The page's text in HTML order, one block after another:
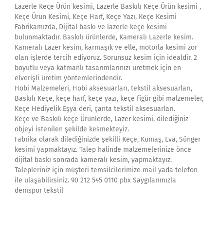
Lazerle Keçe Ürün kesimi, Lazerle Baskılı Keçe Ürün kesimi ,
Keçe Ürün Kesimi, Keçe Harf, Keçe Yazı, Keçe Kesimi
Fabrikamızda, Dijital baskı ve lazerle keçe kesimi
bulunmaktadır. Baskılı ürünlerde, Kameralı Lazerle kesim.
Kameralı Lazer kesim, karmaşık ve elle, motorla kesimi zor
olan işlerde tercih ediyoruz. Sorunsuz kesim için idealdir. 2
boyutlu veya katmanlı tasarımlarınızı üretmek için en
elverişli üretim yöntemlerindendir.
Hobi Malzemeleri, Hobi aksesuarları, tekstil aksesuarları,
Baskılı Keçe, keçe harf, keçe yazı, keçe figür gibi malzemeler,
Keçe Hediyelik Eşya deri, çanta tekstil aksesuarları.
Keçe ve Baskılı keçe Ürünlerde, Lazer kesimi, dilediğiniz
objeyi istenilen şekilde kesmekteyiz.
Fabrika olarak dilediğinizde şekilli Keçe, Kumaş, Eva, Sünger
kesimi yapmaktayız. Talep halinde malzemelerinize önce
dijital baskı sonrada kameralı kesim, yapmaktayız.
Talepleriniz için müşteri temsilcilerimize mail yada telefon
ile ulaşabilirsiniz. 90 212 545 0110 pbx Saygılarımızla
demspor tekstil